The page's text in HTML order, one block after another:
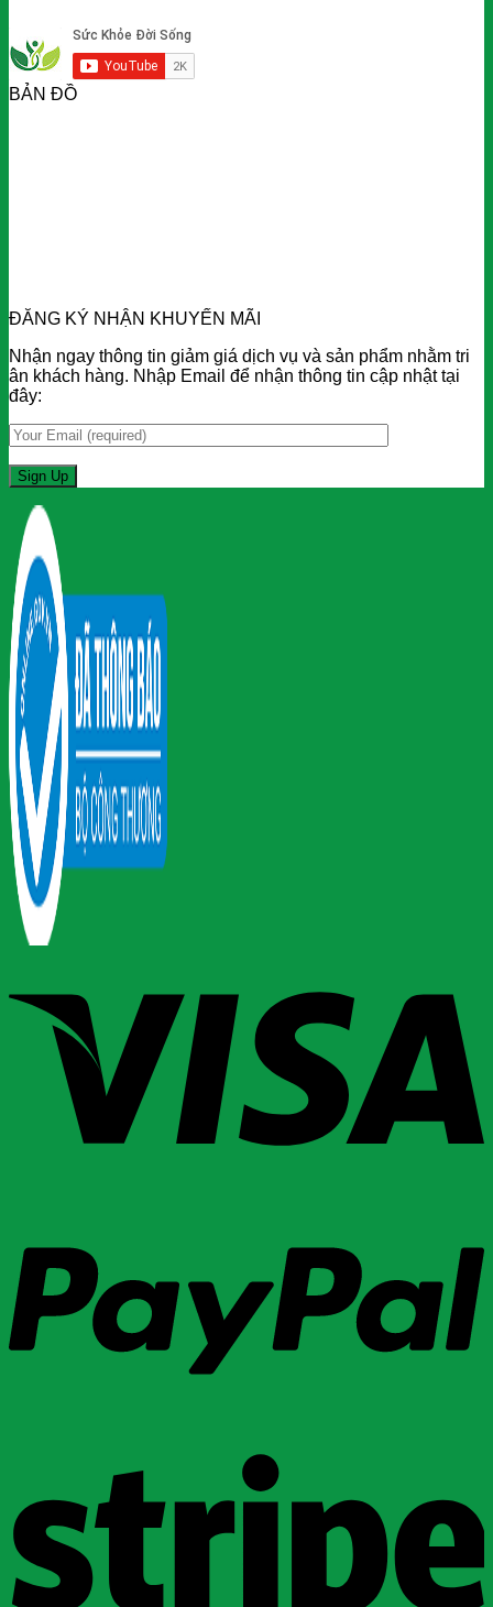
BẢN ĐỒ
ĐĂNG KÝ NHẬN KHUYẾN MÃI
Nhận ngay thông tin giảm giá dịch vụ và sản phẩm nhằm tri
ân khách hàng. Nhập Email để nhận thông tin cập nhật tại
đây: